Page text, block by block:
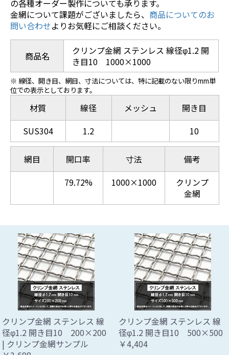
の各種オーダー製作についても承ります。
金網について課題がございましたら、 商品についてのお
問い合わせよりお気軽にご相談ください。
商品名
クリンプ金網 ステンレス 線径φ1.2 開
き目10 1000×1000
※ 線径、開き目、網目、寸法については、特に記載のない限りmm単
位での表示としております。
材質
SUS304
線径
1.2
メッシュ
開き目
10
網目
開口率
79.72%
寸法
1000×1000
備考
クリンプ
金網
クリンプ金網 ステンレス 線
径φ1.2 開き目10 200×200
| クリンプ金網サンプル
クリンプ金網 ステンレス 線
径φ1.2 開き目10 500×500
￥4,404